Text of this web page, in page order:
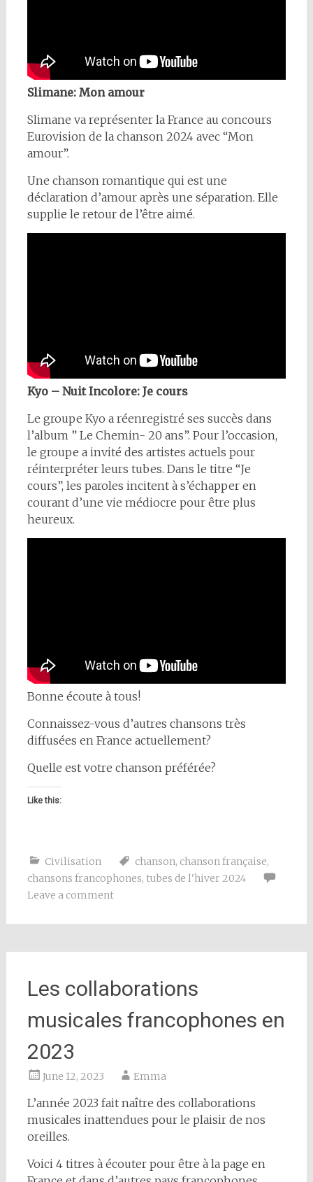
Slimane: Mon amour
Slimane va représenter la France au concours
Eurovision de la chanson 2024 avec “Mon
amour”.
Une chanson romantique qui est une
déclaration d’amour après une séparation. Elle
supplie le retour de l’être aimé.
Kyo – Nuit Incolore: Je cours
Le groupe Kyo a réenregistré ses succès dans
l’album ” Le Chemin- 20 ans”. Pour l’occasion,
le groupe a invité des artistes actuels pour
réinterpréter leurs tubes. Dans le titre “Je
cours”, les paroles incitent à s’échapper en
courant d’une vie médiocre pour être plus
heureux.
Bonne écoute à tous!
Connaissez-vous d’autres chansons très
diffusées en France actuellement?
Quelle est votre chanson préférée?
Like this:
Civilisation chanson, chanson française,
chansons francophones, tubes de l'hiver 2024
Leave a comment
Les collaborations
musicales francophones en
2023
June 12, 2023 Emma
L’année 2023 fait naître des collaborations
musicales inattendues pour le plaisir de nos
oreilles.
Voici 4 titres à écouter pour être à la page en